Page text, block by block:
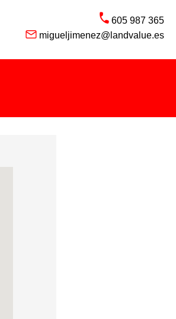
605 987 365
migueljimenez@landvalue.es